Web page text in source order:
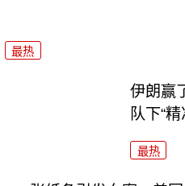
最热
伊朗赢
队下“
最热